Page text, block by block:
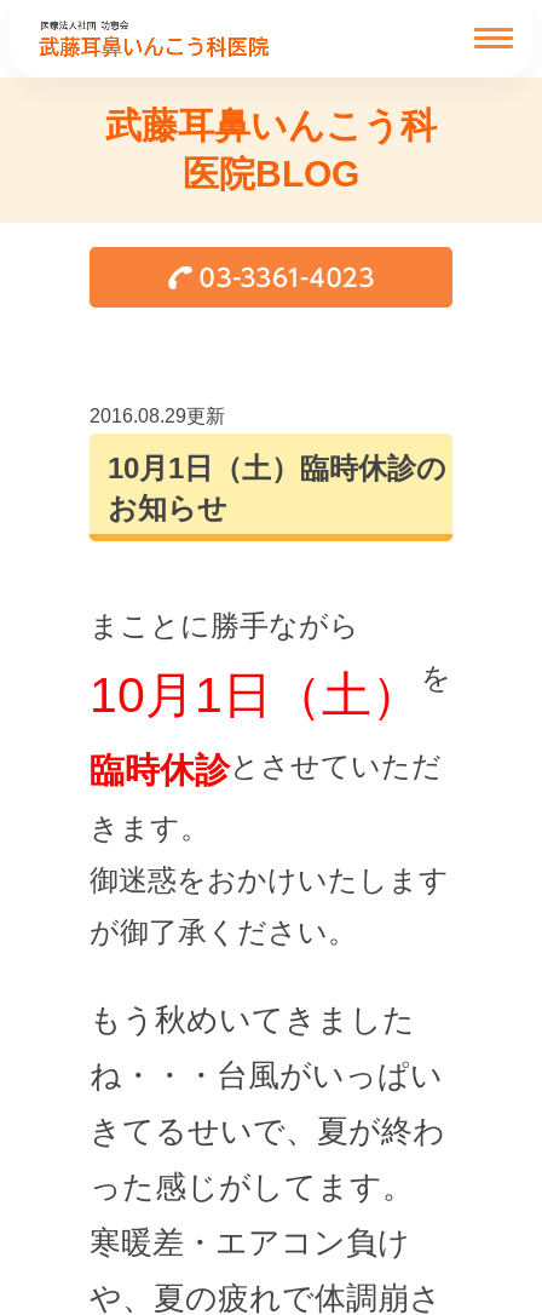
武藤耳鼻いんこう科
医院BLOG
2016.08.29更新
10月1日（土）臨時休診の
お知らせ
まことに勝手ながら
10月1日（土） を
臨時休診とさせていただ
きます。
御迷惑をおかけいたします
が御了承ください。
もう秋めいてきました
ね・・・台風がいっぱい
きてるせいで、夏が終わ
った感じがしてます。
寒暖差・エアコン負け
や、夏の疲れで体調崩さ